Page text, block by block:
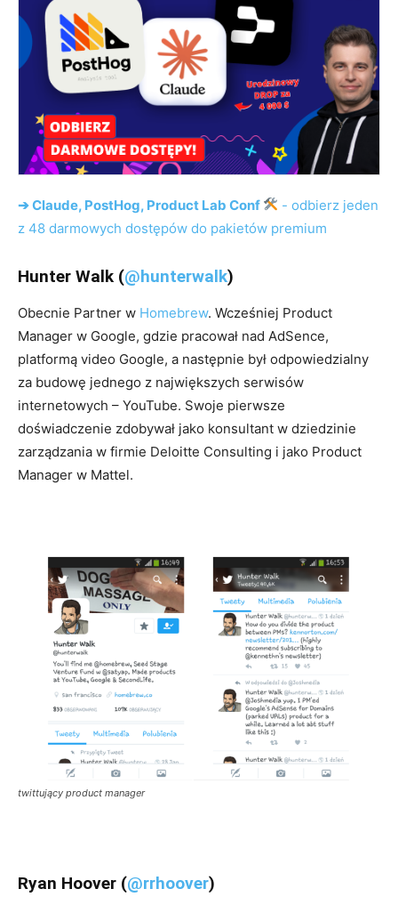
➔ Claude, PostHog, Product Lab Conf
- odbierz jeden
z 48 darmowych dostępów do pakietów premium
Hunter Walk (@hunterwalk)
Obecnie Partner w Homebrew. Wcześniej Product
Manager w Google, gdzie pracował nad AdSence,
platformą video Google, a następnie był odpowiedzialny
za budowę jednego z największych serwisów
internetowych – YouTube. Swoje pierwsze
doświadczenie zdobywał jako konsultant w dziedzinie
zarządzania w firmie Deloitte Consulting i jako Product
Manager w Mattel.
twittujący product manager
Ryan Hoover (@rrhoover)